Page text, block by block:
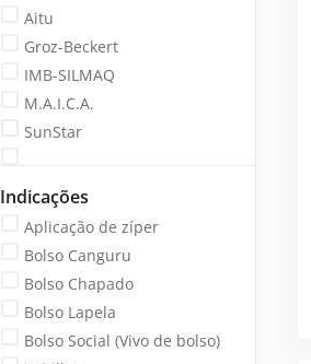
Aitu
Groz-Beckert
IMB-SILMAQ
M.A.I.C.A.
SunStar
Indicações
Aplicação de zíper
Bolso Canguru
Bolso Chapado
Bolso Lapela
Bolso Social (Vivo de bolso)